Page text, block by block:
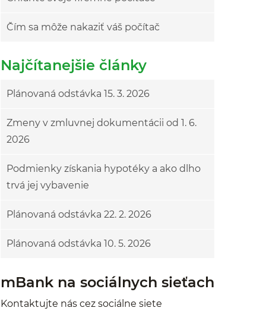
Čím sa môže nakaziť váš počítač
Najčítanejšie články
Plánovaná odstávka 15. 3. 2026
Zmeny v zmluvnej dokumentácii od 1. 6.
2026
Podmienky získania hypotéky a ako dlho
trvá jej vybavenie
Plánovaná odstávka 22. 2. 2026
Plánovaná odstávka 10. 5. 2026
mBank na sociálnych sieťach
Kontaktujte nás cez sociálne siete